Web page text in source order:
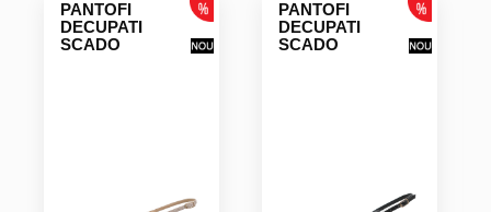
PANTOFI
DECUPATI
SCADO
PANTOFI
DECUPATI
SCADO